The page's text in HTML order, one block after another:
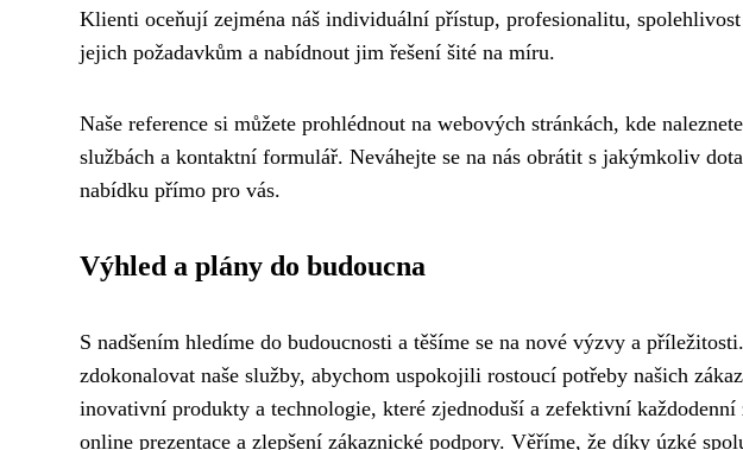
Klienti oceňují zejména náš individuální přístup, profesionalitu,
jejich požadavkům a nabídnout jim řešení šité na míru.
Naše reference si můžete prohlédnout na webových stránkách, kde
službách a kontaktní formulář. Neváhejte se na nás obrátit s jakýmkoliv
nabídku přímo pro vás.
Výhled a plány do budoucna
S nadšením hledíme do budoucnosti a těšíme se na nové výzvy a
zdokonalovat naše služby, abychom uspokojili rostoucí potřeby našich
inovativní produkty a technologie, které zjednoduší a zefektivní
online prezentace a zlepšení zákaznické podpory. Věříme, že díky úzké